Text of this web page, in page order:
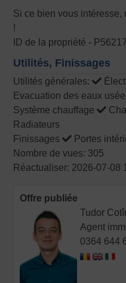
Si ce bien vous intéresse,
!
ID de la propriété - P56217
Utilités, Finissages
Utilités générales:
Evacuation des eaux
Système chauffage
Radiateurs
Finissages
Portes
Nombre de vues: 305
Réactualiser: 2026-07-08
Offre publiée
Tudor
Agent
0364 644